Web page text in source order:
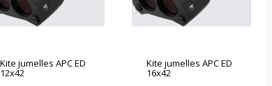
Kite jumelles APC ED
12x42
Kite jumelles APC ED
16x42